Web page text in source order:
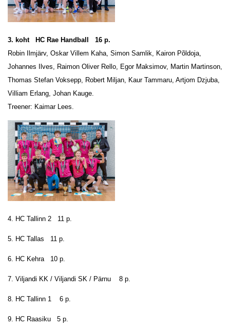
3. koht HC Rae Handball 16 p.
Robin Ilmjärv, Oskar Villem Kaha, Simon Samlik, Kairon Põldoja,
Johannes Ilves, Raimon Oliver Rello, Egor Maksimov, Martin Martinson,
Thomas Stefan Voksepp, Robert Miljan, Kaur Tammaru, Artjom Dzjuba,
Villiam Erlang, Johan Kauge.
Treener: Kaimar Lees.
4. HC Tallinn 2 11 p.
5. HC Tallas 11 p.
6. HC Kehra 10 p.
7. Viljandi KK / Viljandi SK / Pärnu 8 p.
8. HC Tallinn 1 6 p.
9. HC Raasiku 5 p.